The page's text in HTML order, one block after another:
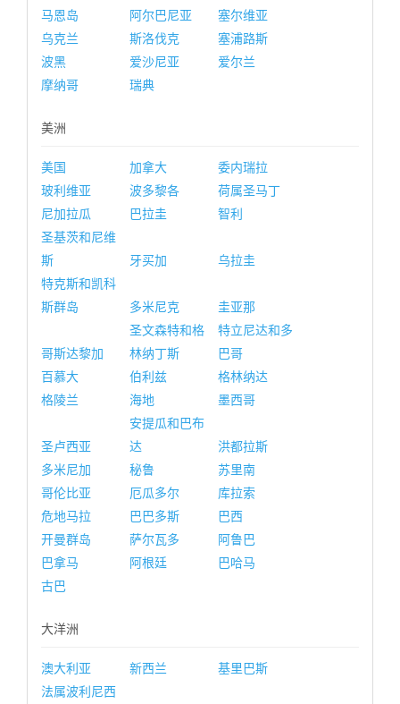
马恩岛
阿尔巴尼亚
塞尔维亚
乌克兰
斯洛伐克
塞浦路斯
波黑
爱沙尼亚
爱尔兰
摩纳哥
瑞典
美洲
美国 加拿大
委内瑞拉
玻利维亚
波多黎各
荷属圣马丁
尼加拉瓜
巴拉圭
智利
圣基茨和尼维
斯
牙买加
乌拉圭
特克斯和凯科
斯群岛
多米尼克 圭亚那
哥斯达黎加
圣文森特和格
林纳丁斯
特立尼达和多
巴哥
百慕大
伯利兹
格林纳达
格陵兰
海地 墨西哥
圣卢西亚
安提瓜和巴布
达
洪都拉斯
多米尼加
秘鲁
苏里南
哥伦比亚
厄瓜多尔
库拉索
危地马拉
巴巴多斯
巴西
开曼群岛
萨尔瓦多
阿鲁巴
巴拿马
阿根廷
巴哈马
古巴
大洋洲
澳大利亚 新西兰
基里巴斯
法属波利尼西